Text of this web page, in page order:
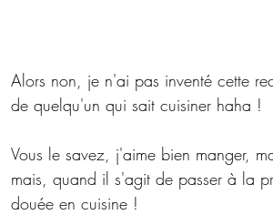
Alors non, je n'ai pas inventé cette
de quelqu'un qui sait cuisiner haha !
Vous le savez, j'aime bien manger,
mais, quand il s'agit de passer à la
douée en cuisine !